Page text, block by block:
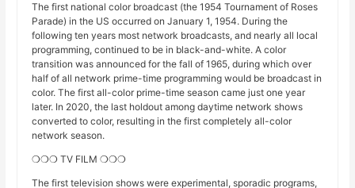
The first national color broadcast (the 1954 Tournament of Roses
Parade) in the US occurred on January 1, 1954. During the
following ten years most network broadcasts, and nearly all local
programming, continued to be in black-and-white. A color
transition was announced for the fall of 1965, during which over
half of all network prime-time programming would be broadcast in
color. The first all-color prime-time season came just one year
later. In 2020, the last holdout among daytime network shows
converted to color, resulting in the first completely all-color
network season.
❍❍❍ TV FILM ❍❍❍
The first television shows were experimental, sporadic programs,